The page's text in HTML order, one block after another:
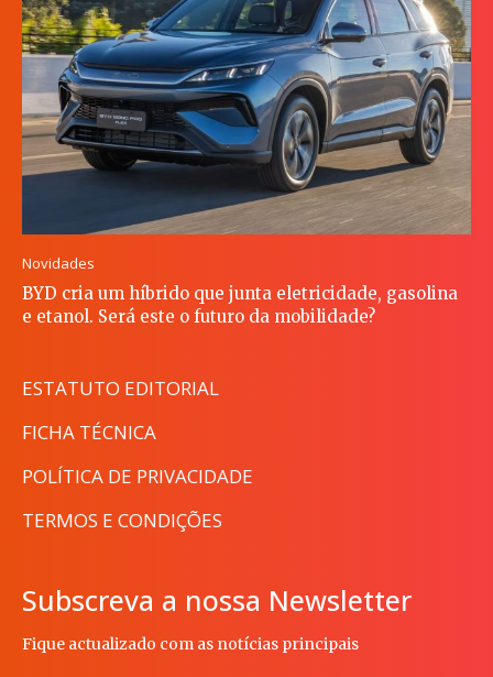
Novidades
BYD cria um híbrido que junta eletricidade, gasolina
e etanol. Será este o futuro da mobilidade?
ESTATUTO EDITORIAL
FICHA TÉCNICA
POLÍTICA DE PRIVACIDADE
TERMOS E CONDIÇÕES
Subscreva a nossa Newsletter
Fique actualizado com as notícias principais